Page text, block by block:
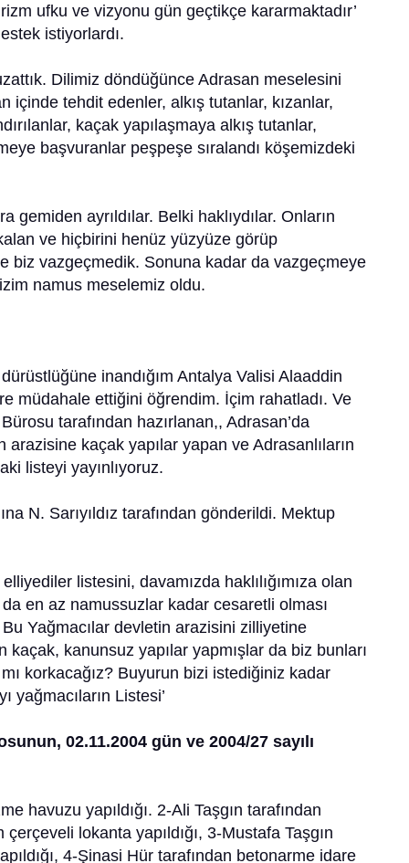
ufku ve vizyonu gün geçtikçe kararmaktadır’
istiyorlardı.
Dilimiz döndüğünce Adrasan meselesini
içinde tehdit edenler, alkış tutanlar, kızanlar,
kaçak yapılaşmaya alkış tutanlar,
başvuranlar peşpeşe sıralandı köşemizdeki
ayrıldılar. Belki haklıydılar. Onların
ve hiçbirini henüz yüzyüze görüp
biz vazgeçmedik. Sonuna kadar da vazgeçmeye
namus meselemiz oldu.
inandığım Antalya Valisi Alaaddin
müdahale ettiğini öğrendim. İçim rahatladı. Ve
tarafından hazırlanan,, Adrasan’da
kaçak yapılar yapan ve Adrasanlıların
listeyi yayınlıyoruz.
N. Sarıyıldız tarafından gönderildi. Mektup
listesini, davamızda haklılığımıza olan
en az namussuzlar kadar cesaretli olması
Yağmacılar devletin arazisini zilliyetine
kanunsuz yapılar yapmışlar da biz bunları
korkacağız? Buyurun bizi istediğiniz kadar
yağmacıların Listesi’
02.11.2004 gün ve 2004/27 sayılı
havuzu yapıldığı. 2-Ali Taşgın tarafından
lokanta yapıldığı, 3-Mustafa Taşgın
4-Şinasi Hür tarafından betonarme idare